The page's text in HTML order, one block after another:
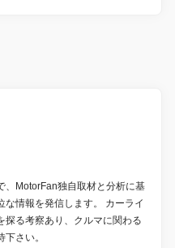
、MotorFan独自取材と分析に基
情報を発信します。 カーライ
探る考察あり、クルマに関わる
さい。